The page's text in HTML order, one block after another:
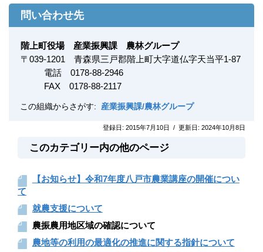
問い合わせ先
階上町役場 産業振興課 農林グループ
〒 039-1201
青森県三戸郡階上町大字道仏字天当平1-87
電話 0178-88-2946
FAX 0178-88-2117
この組織からさがす: 産業振興課/農林グループ
登録日: 2015年7月10日 / 更新日: 2024年10月8日
このカテゴリー内の他のページ
【お知らせ】令和7年度八戸市農業講座の開催につい
て
就農支援について
農振農用地区域の確認について
農地等の利用の最適化の推進に関する指針について